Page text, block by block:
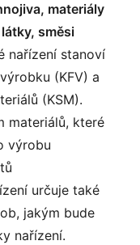
materiály
směsi
nařízení stanoví
(KFV) a
(KSM).
materiálů, které
výrobu
určuje také
jakým bude
nařízení.